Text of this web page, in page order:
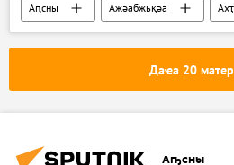
Аԥсны Ажәабжьқәа
Ауаажәларра
Даҽа 20
Аҧсны